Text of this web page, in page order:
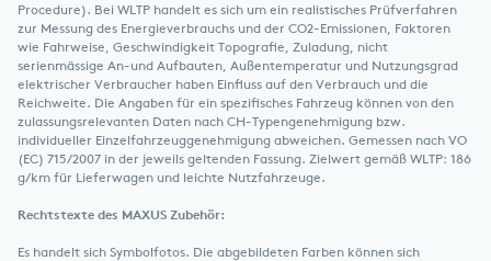
Procedure). Bei WLTP handelt es sich um ein realistisches Prüfverfahren
zur Messung des Energieverbrauchs und der CO2-Emissionen, Faktoren
wie Fahrweise, Geschwindigkeit Topografie, Zuladung, nicht
serienmässige An-und Aufbauten, Außentemperatur und Nutzungsgrad
elektrischer Verbraucher haben Einfluss auf den Verbrauch und die
Reichweite. Die Angaben für ein spezifisches Fahrzeug können von den
zulassungsrelevanten Daten nach CH-Typengenehmigung bzw.
individueller Einzelfahrzeuggenehmigung abweichen. Gemessen nach VO
(EC) 715/2007 in der jeweils geltenden Fassung. Zielwert gemäß WLTP: 186
g/km für Lieferwagen und leichte Nutzfahrzeuge.
Rechtstexte des MAXUS Zubehör:
Es handelt sich Symbolfotos. Die abgebildeten Farben können sich